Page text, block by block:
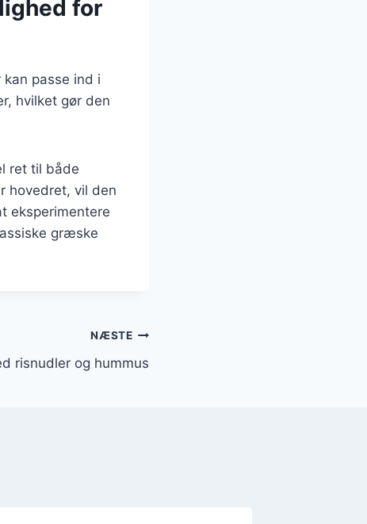
for
passe ind i
hvilket gør den
ret til både
hovedret, vil den
eksperimentere
græske
NÆSTE
risnudler og hummus